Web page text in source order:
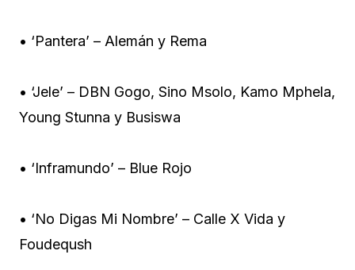
• ‘Pantera’ – Alemán y Rema
• ‘Jele’ – DBN Gogo, Sino Msolo, Kamo Mphela,
Young Stunna y Busiswa
• ‘Inframundo’ – Blue Rojo
• ‘No Digas Mi Nombre’ – Calle X Vida y
Foudeqush